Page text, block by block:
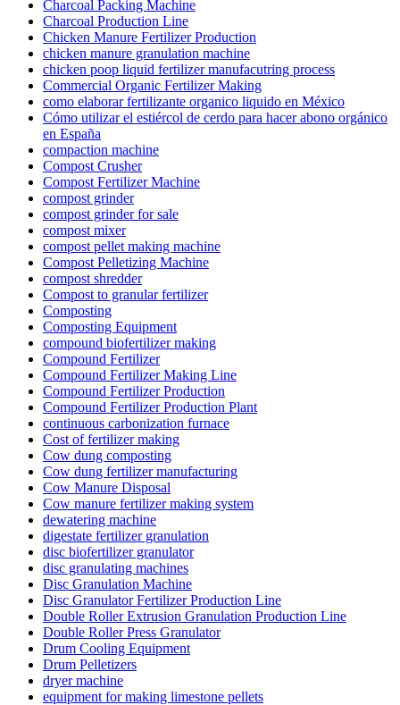
Charcoal Packing Machine
Charcoal Production Line
Chicken Manure Fertilizer Production
chicken manure granulation machine
chicken poop liquid fertilizer manufacutring process
Commercial Organic Fertilizer Making
como elaborar fertilizante organico liquido en México
Cómo utilizar el estiércol de cerdo para hacer abono orgánico
en España
compaction machine
Compost Crusher
Compost Fertilizer Machine
compost grinder
compost grinder for sale
compost mixer
compost pellet making machine
Compost Pelletizing Machine
compost shredder
Compost to granular fertilizer
Composting
Composting Equipment
compound biofertilizer making
Compound Fertilizer
Compound Fertilizer Making Line
Compound Fertilizer Production
Compound Fertilizer Production Plant
continuous carbonization furnace
Cost of fertilizer making
Cow dung composting
Cow dung fertilizer manufacturing
Cow Manure Disposal
Cow manure fertilizer making system
dewatering machine
digestate fertilizer granulation
disc biofertilizer granulator
disc granulating machines
Disc Granulation Machine
Disc Granulator Fertilizer Production Line
Double Roller Extrusion Granulation Production Line
Double Roller Press Granulator
Drum Cooling Equipment
Drum Pelletizers
dryer machine
equipment for making limestone pellets